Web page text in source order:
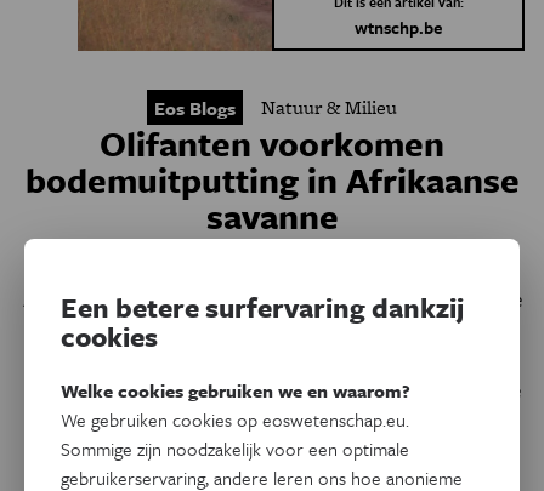
wtnschp.be
Eos Blogs Natuur & Milieu
Olifanten voorkomen
bodemuitputting in Afrikaanse
savanne
Afrikaanse Savanne in beeld. Ze vertelt over de helse herrie
die de klipdassen konden maken ’s nachts, tot de olifanten
luipaard die blijkbaar vaak genoeg op haar hardlooprondje
passeerde…
Door Judith Sitters
Een betere surfervaring dankzij
cookies
Welke cookies gebruiken we en waarom?
We gebruiken cookies op eoswetenschap.eu.
Sommige zijn noodzakelijk voor een optimale
gebruikerservaring, andere leren ons hoe anonieme